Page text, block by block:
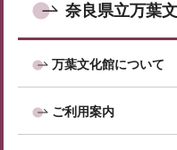
奈良県立万葉
万葉文化館について
ご利用案内